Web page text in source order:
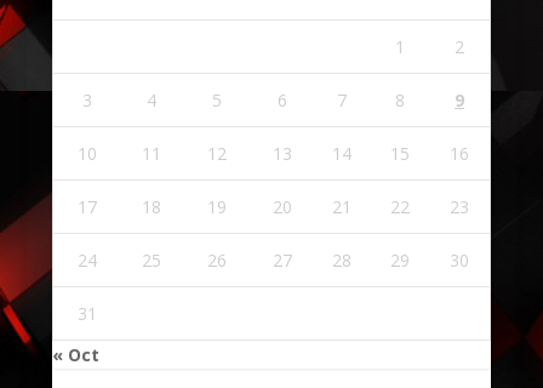
1 2
3 4 5 6 7 8 9
10 11 12 13 14 15 16
17 18 19 20 21 22 23
24 25 26 27 28 29 30
31
« Oct